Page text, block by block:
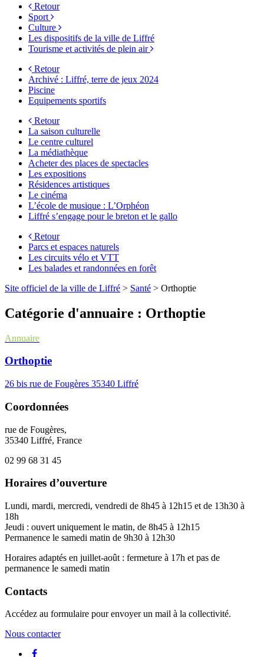
Retour
Sport
Culture
Les dispositifs de la ville de Liffré
Tourisme et activités de plein air
Retour
Archivé : Liffré, terre de jeux 2024
Piscine
Equipements sportifs
Retour
La saison culturelle
Le centre culturel
La médiathèque
Acheter des places de spectacles
Les expositions
Résidences artistiques
Le cinéma
L’école de musique : L’Orphéon
Liffré s’engage pour le breton et le gallo
Retour
Parcs et espaces naturels
Les circuits vélo et VTT
Les balades et randonnées en forêt
Site officiel de la ville de Liffré > Santé > Orthoptie
Catégorie d'annuaire : Orthoptie
Annuaire
Orthoptie
26 bis rue de Fougères 35340 Liffré
Coordonnées
rue de Fougères,
35340 Liffré, France
02 99 68 31 45
Horaires d’ouverture
Lundi, mardi, mercredi, vendredi de 8h45 à 12h15 et de 13h30 à
18h
Jeudi : ouvert uniquement le matin, de 8h45 à 12h15
Permanence le samedi matin de 9h30 à 12h30
Horaires adaptés en juillet-août : fermeture à 17h et pas de
permanence le samedi matin
Contacts
Accédez au formulaire pour envoyer un mail à la collectivité.
Nous contacter